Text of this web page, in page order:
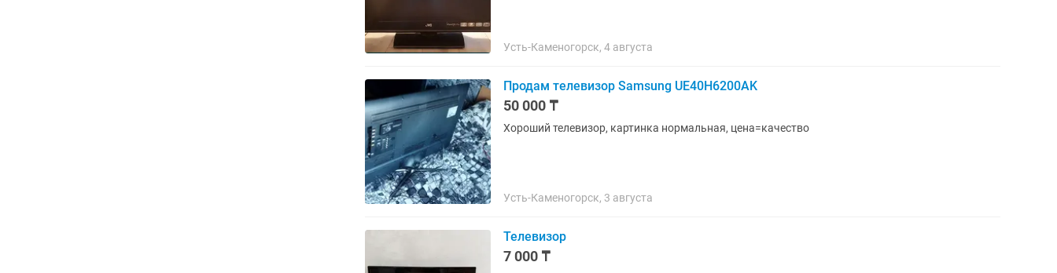
Усть-Каменогорск, 4 августа
Продам телевизор Samsung UE40H6200AK
50 000 ₸
Хороший телевизор, картинка нормальная, цена=качество
Усть-Каменогорск, 3 августа
Телевизор
7 000 ₸